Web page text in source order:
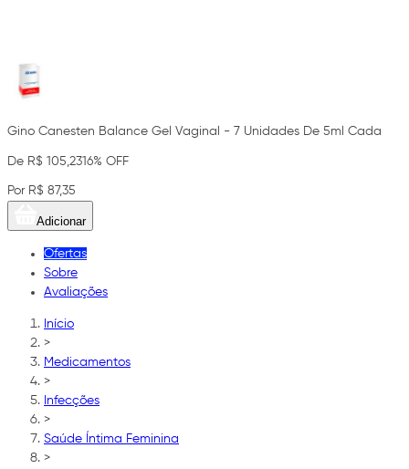
Gino Canesten Balance Gel Vaginal - 7 Unidades De 5ml Cada
De R$ 105,2316% OFF
Por R$ 87,35
Adicionar
Ofertas
Sobre
Avaliações
Início
>
Medicamentos
>
Infecções
>
Saúde Íntima Feminina
>